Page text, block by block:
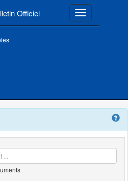
Officiel Toggle